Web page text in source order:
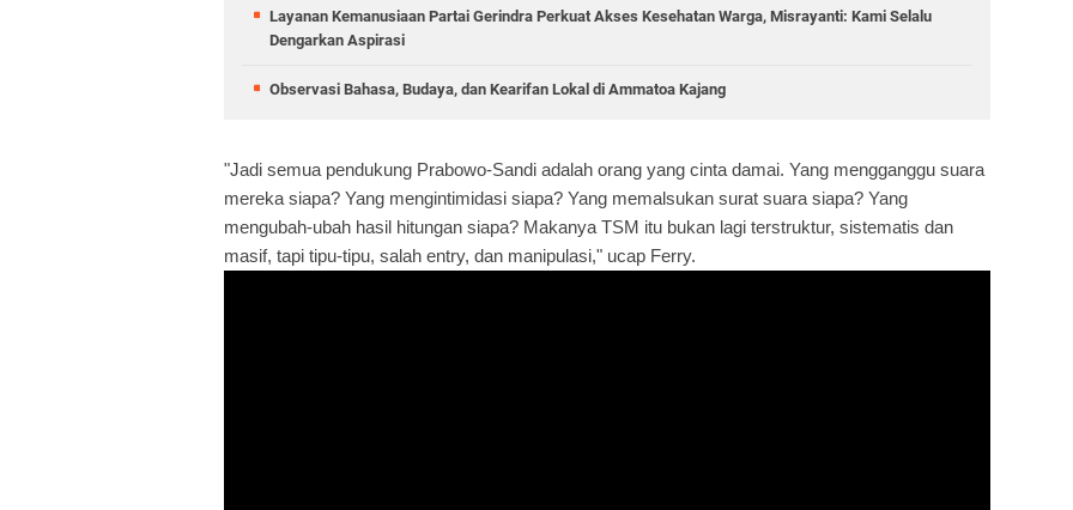
Layanan Kemanusiaan Partai Gerindra Perkuat Akses Kesehatan Warga, Misrayanti: Kami Selalu
Dengarkan Aspirasi
Observasi Bahasa, Budaya, dan Kearifan Lokal di Ammatoa Kajang
"Jadi semua pendukung Prabowo-Sandi adalah orang yang cinta damai. Yang mengganggu suara
mereka siapa? Yang mengintimidasi siapa? Yang memalsukan surat suara siapa? Yang
mengubah-ubah hasil hitungan siapa? Makanya TSM itu bukan lagi terstruktur, sistematis dan
masif, tapi tipu-tipu, salah entry, dan manipulasi," ucap Ferry.